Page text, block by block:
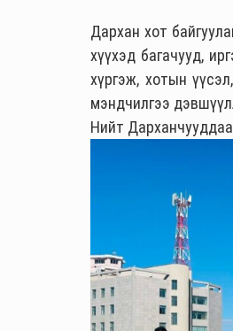
Дархан хот
хүүхэд багачууд,
хүргэж, хотын
мэндчилгээ
Нийт Дарханчууддаа